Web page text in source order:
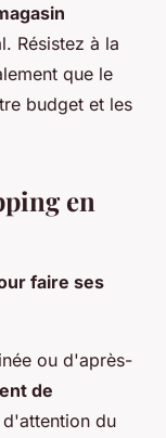
Résistez à la
que le
budget et les
en
faire ses
ou d'après-
de
du